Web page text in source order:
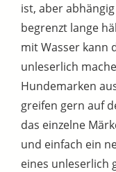
ist, aber
begrenzt lange
mit Wasser kann
unleserlich
Hundemarken
greifen gern auf
das einzelne
und einfach ein
eines unleserlich